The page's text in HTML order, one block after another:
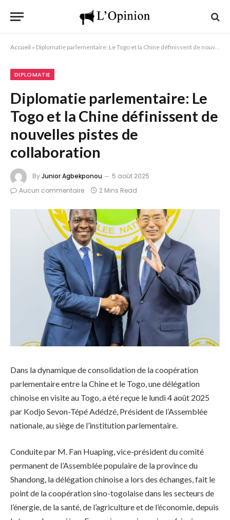
Accueil » Diplomatie parlementaire: Le Togo et la Chine définissent de nouvelles pistes de collaboration
DIPLOMATIE
Diplomatie parlementaire: Le
Togo et la Chine définissent de
nouvelles pistes de
collaboration
ByJunior Agbekponou
5 août 2025
Aucun commentaire
2 Mins Read
Dans la dynamique de consolidation de la coopération
parlementaire entre la Chine et le Togo, une délégation
chinoise en visite au Togo, a été reçue le lundi 4 août 2025
par Kodjo Sevon-Tépé Adédzé, Président de l’Assemblée
nationale, au siège de l’institution parlementaire.
Conduite par M. Fan Huaping, vice-président du comité
permanent de l’Assemblée populaire de la province du
Shandong, la délégation chinoise a lors des échanges, fait le
point de la coopération sino-togolaise dans les secteurs de
l’énergie, de la santé, de l’agriculture et de l’économie, depuis